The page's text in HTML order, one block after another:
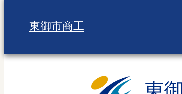
キ
東御市商工